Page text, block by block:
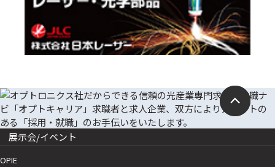
展示会/イベント
OPIE